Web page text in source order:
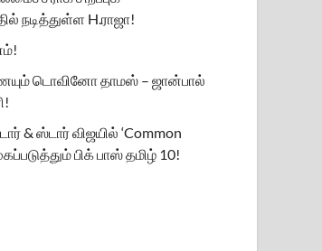
நடித்துள்ள H.ராஜா!
டொவினோ தாமஸ் – ஜான்பால்
& ஸ்டார் விஜயில் ‘Common
பிக் பாஸ் தமிழ் 10!